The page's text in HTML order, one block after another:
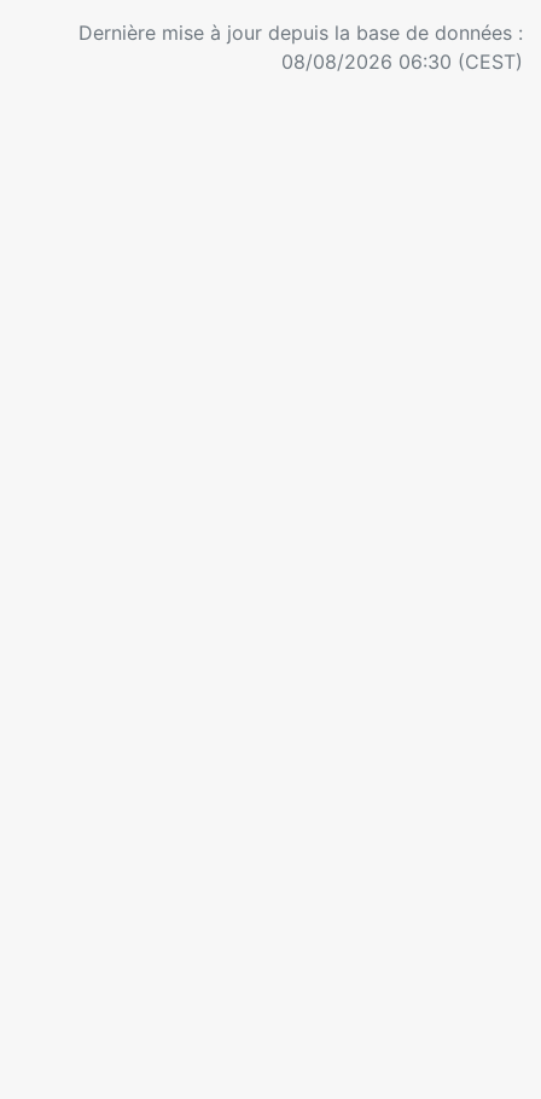
Dernière mise à jour depuis la base de données :
08/08/2026 06:30 (CEST)